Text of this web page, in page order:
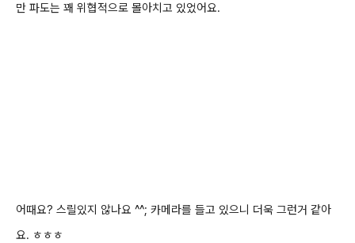
만 파도는 꽤 위협적으로 몰아치고 있었어요.
어때요? 스릴있지 않나요 ^^; 카메라를 들고 있으니 더욱 그런거 같아
요. ㅎㅎㅎ